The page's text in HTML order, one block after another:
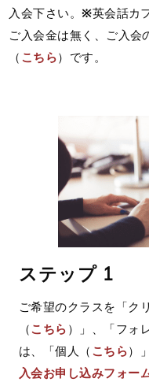
入会下さい。※英会話カ
ご入会金は無く、ご入会
（ こちら）です。
ステップ 1
ご希望のクラスを「ク
（こちら ）」、「フォ
は、「個人（ こちら）
入会お申し込みフォー